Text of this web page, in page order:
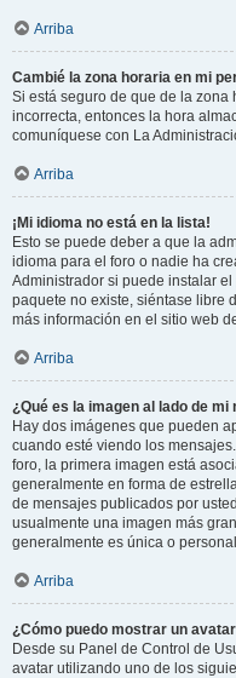
Arriba
Cambié la zona horaria en mi
Si está seguro de que de la
incorrecta, entonces la hora
comuníquese con La
Arriba
¡Mi idioma no está en la lista!
Esto se puede deber a que la
idioma para el foro o nadie ha
Administrador si puede instalar
paquete no existe, siéntase libre
más información en el sitio web
Arriba
¿Qué es la imagen al lado de
Hay dos imágenes que pueden
cuando esté viendo los
foro, la primera imagen está
generalmente en forma de
de mensajes publicados por
usualmente una imagen más
generalmente es única o
Arriba
¿Cómo puedo mostrar un
Desde su Panel de Control de
avatar utilizando uno de los